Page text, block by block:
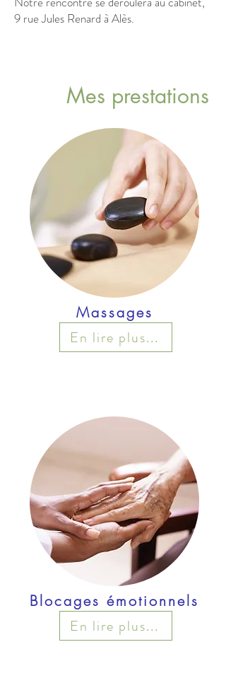
9 rue Jules Renard à Alès.
Mes prestations
Massages
En lire plus...
Blocages émotionnels
En lire plus...